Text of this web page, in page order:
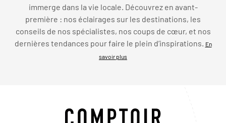
immerge dans la vie locale. Découvrez en avant-
première : nos éclairages sur les destinations, les
conseils de nos spécialistes, nos coups de cœur, et nos
dernières tendances pour faire le plein d’inspirations. En
savoir plus